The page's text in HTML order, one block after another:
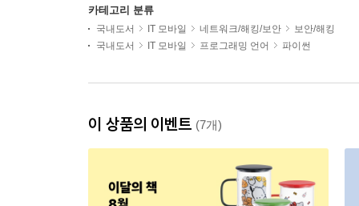
카테고리 분류
국내도서 IT 모바일 네트워크/해킹/보안
보안/해킹
국내도서
IT 모바일 프로그래밍 언어 파이썬
이 상품의 이벤트 (7개)